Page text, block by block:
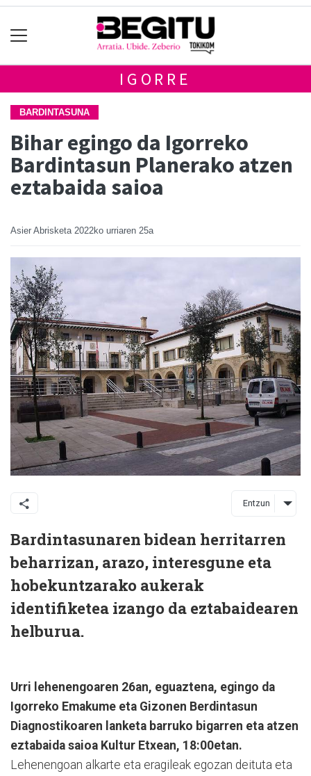
IGORRE
BARDINTASUNA
Bihar egingo da Igorreko
Bardintasun Planerako atzen
eztabaida saioa
Asier Abrisketa 2022ko urriaren 25a
Entzun
Bardintasunaren bidean herritarren
beharrizan, arazo, interesgune eta
hobekuntzarako aukerak
identifiketea izango da eztabaidearen
helburua.
Urri lehenengoaren 26an, eguaztena, egingo da
Igorreko Emakume eta Gizonen Berdintasun
Diagnostikoaren lanketa barruko bigarren eta atzen
eztabaida saioa Kultur Etxean, 18:00etan.
Lehenengoan alkarte eta eragileak egozan deituta eta